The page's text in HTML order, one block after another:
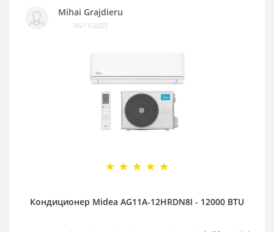
Mihai Grajdieru
06/11/2025
Кондиционер Midea AG11A-12HRDN8I - 12000 BTU